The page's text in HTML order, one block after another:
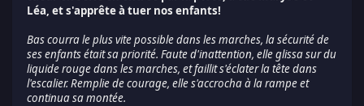
Léa, et s'apprête à tuer nos enfants!
Bas courra le plus vite possible dans les marches, la sécurité de
ses enfants était sa priorité. Faute d'inattention, elle glissa sur du
liquide rouge dans les marches, et faillit s'éclater la tête dans
l'escalier. Remplie de courage, elle s'accrocha à la rampe et
continua sa montée.